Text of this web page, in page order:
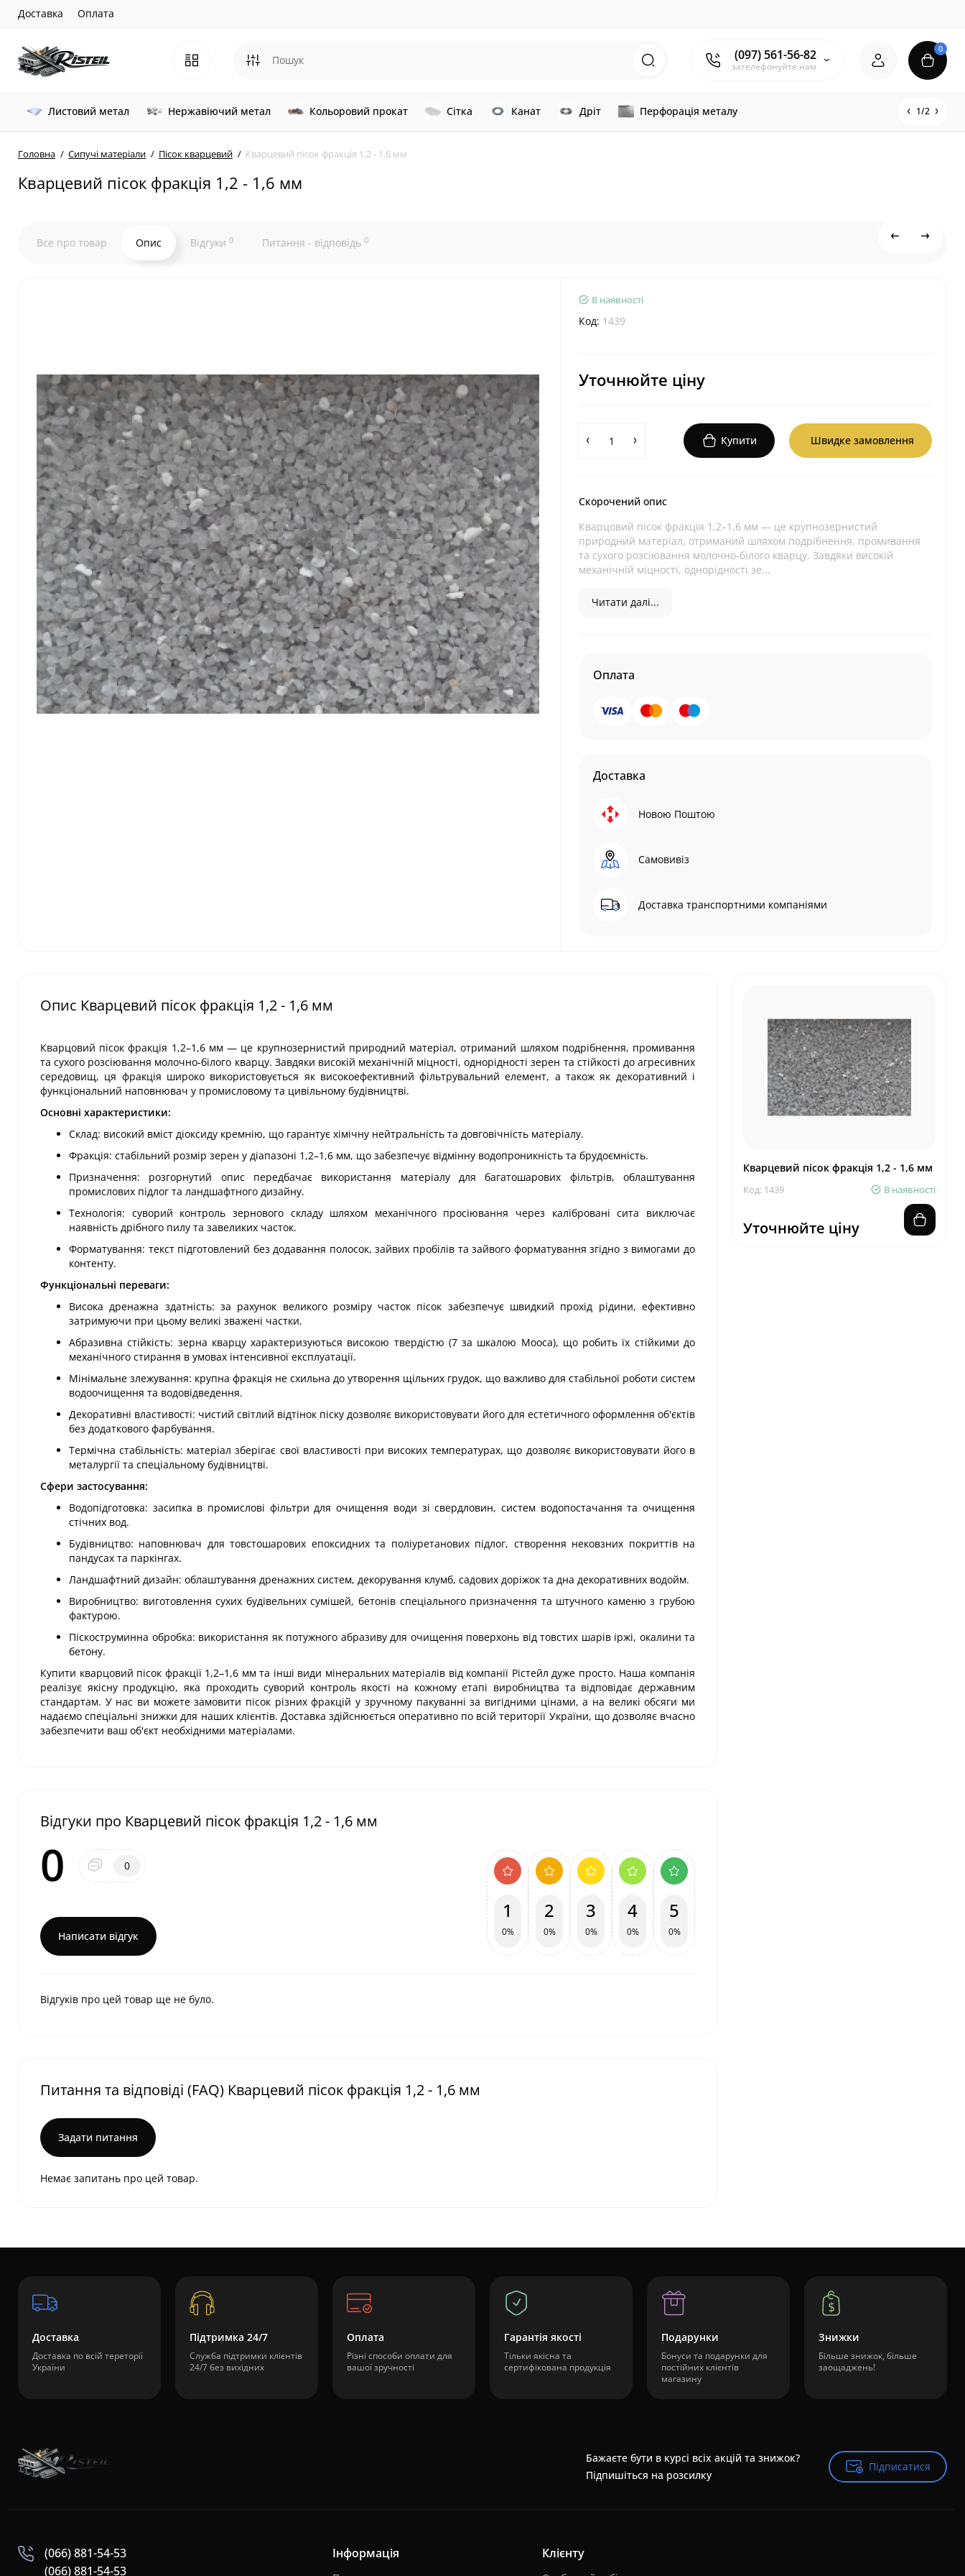
Доставка Оплата
(097) 561-56-82
зателефонуйте нам
0
Листовий метал Нержавіючий метал Кольоровий прокат Сітка Канат Дріт Перфорація металу 1/2
Головна Сипучі матеріали Пісок кварцевий Кварцевий пісок фракція 1,2 - 1,6 мм
Кварцевий пісок фракція 1,2 - 1,6 мм
Все про товар Опис Відгуки 0 Питання - відповідь 0
В наявності
Код: 1439
Уточнюйте ціну
Купити Швидке замовлення
Скорочений опис
Кварцовий пісок фракція 1,2–1,6 мм — це крупнозернистий
природний матеріал, отриманий шляхом подрібнення, промивання
та сухого розсіювання молочно-білого кварцу. Завдяки високій
механічній міцності, однорідності зе...
Читати далі...
Оплата
Доставка
Новою Поштою
Самовивіз
Доставка транспортними компаніями
Опис Кварцевий пісок фракція 1,2 - 1,6 мм
Кварцовий пісок фракція 1,2–1,6 мм — це крупнозернистий природний матеріал, отриманий шляхом подрібнення, промивання
та сухого розсіювання молочно-білого кварцу. Завдяки високій механічній міцності, однорідності зерен та стійкості до агресивних
середовищ, ця фракція широко використовується як високоефективний фільтрувальний елемент, а також як декоративний і
функціональний наповнювач у промисловому та цивільному будівництві.
Основні характеристики:
Склад: високий вміст діоксиду кремнію, що гарантує хімічну нейтральність та довговічність матеріалу.
Фракція: стабільний розмір зерен у діапазоні 1,2–1,6 мм, що забезпечує відмінну водопроникність та брудоємність.
Призначення: розгорнутий опис передбачає використання матеріалу для багатошарових фільтрів, облаштування
промислових підлог та ландшафтного дизайну.
Технологія: суворий контроль зернового складу шляхом механічного просіювання через калібровані сита виключає
наявність дрібного пилу та завеликих часток.
Форматування: текст підготовлений без додавання полосок, зайвих пробілів та зайвого форматування згідно з вимогами до
контенту.
Функціональні переваги:
Висока дренажна здатність: за рахунок великого розміру часток пісок забезпечує швидкий прохід рідини, ефективно
затримуючи при цьому великі зважені частки.
Абразивна стійкість: зерна кварцу характеризуються високою твердістю (7 за шкалою Мооса), що робить їх стійкими до
механічного стирання в умовах інтенсивної експлуатації.
Мінімальне злежування: крупна фракція не схильна до утворення щільних грудок, що важливо для стабільної роботи систем
водоочищення та водовідведення.
Декоративні властивості: чистий світлий відтінок піску дозволяє використовувати його для естетичного оформлення об'єктів
без додаткового фарбування.
Термічна стабільність: матеріал зберігає свої властивості при високих температурах, що дозволяє використовувати його в
металургії та спеціальному будівництві.
Сфери застосування:
Водопідготовка: засипка в промислові фільтри для очищення води зі свердловин, систем водопостачання та очищення
стічних вод.
Будівництво: наповнювач для товстошарових епоксидних та поліуретанових підлог, створення нековзних покриттів на
пандусах та паркінгах.
Ландшафтний дизайн: облаштування дренажних систем, декорування клумб, садових доріжок та дна декоративних водойм.
Виробництво: виготовлення сухих будівельних сумішей, бетонів спеціального призначення та штучного каменю з грубою
фактурою.
Піскоструминна обробка: використання як потужного абразиву для очищення поверхонь від товстих шарів іржі, окалини та
бетону.
Купити кварцовий пісок фракції 1,2–1,6 мм та інші види мінеральних матеріалів від компанії Рістейл дуже просто. Наша компанія
реалізує якісну продукцію, яка проходить суворий контроль якості на кожному етапі виробництва та відповідає державним
стандартам. У нас ви можете замовити пісок різних фракцій у зручному пакуванні за вигідними цінами, а на великі обсяги ми
надаємо спеціальні знижки для наших клієнтів. Доставка здійснюється оперативно по всій території України, що дозволяє вчасно
забезпечити ваш об'єкт необхідними матеріалами.
Відгуки про Кварцевий пісок фракція 1,2 - 1,6 мм
0 0
Написати відгук
1
0%
2
0%
3
0%
4
0%
5
0%
Відгуків про цей товар ще не було.
Питання та відповіді (FAQ) Кварцевий пісок фракція 1,2 - 1,6 мм
Задати питання
Немає запитань про цей товар.
Кварцевий пісок фракція 1,2 - 1,6 мм
Код: 1439 В наявності
Уточнюйте ціну
Доставка
Доставка по всій тереторії
України
Підтримка 24/7
Служба підтримки клієнтів
24/7 без вихідних
Оплата
Різні способи оплати для
вашої зручності
Гарантія якості
Тільки якісна та
сертифікована продукція
Подарунки
Бонуси та подарунки для
постійних клієнтів
магазину
Знижки
Більше знижок, більше
заощаджень!
Бажаєте бути в курсі всіх акцій та знижок?
Підпишіться на розсилку
Підписатися
Підписатися
(066) 881-54-53
(066) 881-54-53
Інформація Клієнту